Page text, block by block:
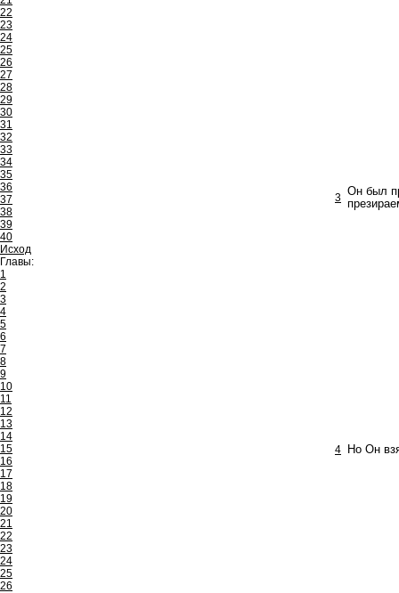
22
23
24
25
26
27
28
29
30
31
32
33
34
35
36
37
38
39
40
Исход
Главы:
1
2
3
4
5
6
7
8
9
10
11
12
13
14
15
16
17
18
19
20
21
22
23
24
25
26
3 Он был
4 Но Он